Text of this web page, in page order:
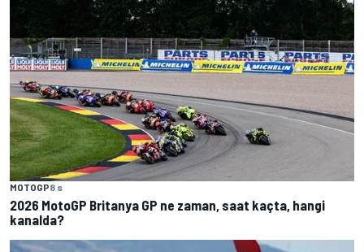
MOTOGP8 s
2026 MotoGP Britanya GP ne zaman, saat kaçta, hangi
kanalda?